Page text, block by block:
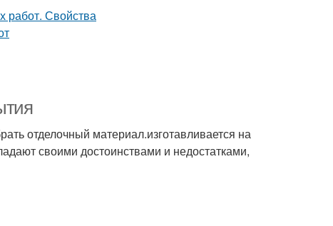
отделочный материал.изготавливается на
своими достоинствами и недостатками,